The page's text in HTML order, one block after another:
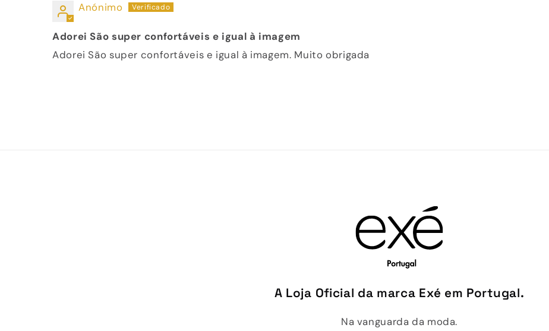
Anónimo
Adorei São super confortáveis e igual à imagem
Adorei São super confortáveis e igual à imagem. Muito obrigada
A Loja Oficial da marca Exé em Portugal.
Na vanguarda da moda.